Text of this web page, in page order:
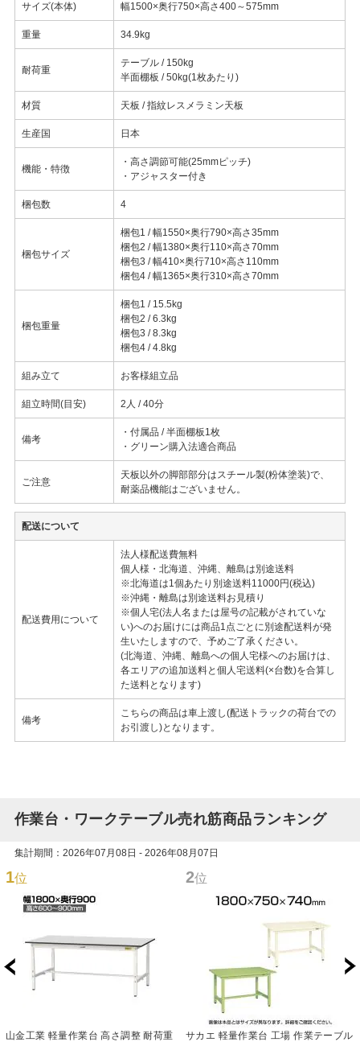
サイズ(本体) 幅1500×奥行750×高さ400～575mm
重量 34.9kg
耐荷重
テーブル / 150kg
半面棚板 / 50kg(1枚あたり)
材質 天板 / 指紋レスメラミン天板
生産国 日本
機能・特徴
・高さ調節可能(25mmピッチ)
・アジャスター付き
梱包数 4
梱包サイズ
梱包1 / 幅1550×奥行790×高さ35mm
梱包2 / 幅1380×奥行110×高さ70mm
梱包3 / 幅410×奥行710×高さ110mm
梱包4 / 幅1365×奥行310×高さ70mm
梱包重量
梱包1 / 15.5kg
梱包2 / 6.3kg
梱包3 / 8.3kg
梱包4 / 4.8kg
組み立て お客様組立品
組立時間(目安) 2人 / 40分
備考
・付属品 / 半面棚板1枚
・グリーン購入法適合商品
ご注意
天板以外の脚部部分はスチール製(粉体塗装)で、
耐薬品機能はございません。
配送について
配送費用について
法人様配送費無料
個人様・北海道、沖縄、離島は別途送料
※北海道は1個あたり別途送料11000円(税込)
※沖縄・離島は別途送料お見積り
※個人宅(法人名または屋号の記載がされていな
い)へのお届けには商品1点ごとに別途配送料が発
生いたしますので、予めご了承ください。
(北海道、沖縄、離島への個人宅様へのお届けは、
各エリアの追加送料と個人宅送料(×台数)を合算し
た送料となります)
備考
こちらの商品は車上渡し(配送トラックの荷台での
お引渡し)となります。
作業台・ワークテーブル売れ筋商品ランキング
集計期間：2026年07月08日 - 2026年08月07日
1位
山金工業 軽量作業台 高さ調整 耐荷重
2位
サカエ 軽量作業台 工場 作業テーブル